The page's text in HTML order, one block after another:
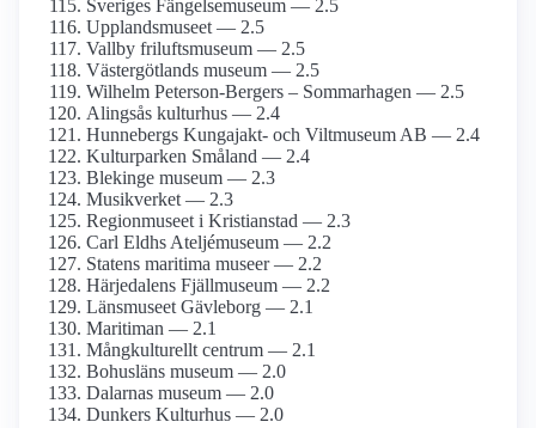
Sveriges Fängelsemuseum — 2.5
Upplands­museet — 2.5
Vallby friluftsmuseum — 2.5
Västergötlands museum — 2.5
Wilhelm Peterson-Bergers – Sommarhagen — 2.5
Alingsås kulturhus — 2.4
Hunnebergs Kungajakt- och Viltmuseum AB — 2.4
Kulturparken Småland — 2.4
Blekinge museum — 2.3
Musikverket — 2.3
Regionmuseet i Kristianstad — 2.3
Carl Eldhs Ateljémuseum — 2.2
Statens maritima museer — 2.2
Härjedalens Fjällmuseum — 2.2
Länsmuseet Gävleborg — 2.1
Maritiman — 2.1
Mångkulturellt centrum — 2.1
Bohusläns museum — 2.0
Dalarnas museum — 2.0
Dunkers Kulturhus — 2.0